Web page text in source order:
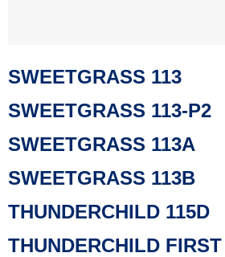
SWEETGRASS 113
SWEETGRASS 113-P2
SWEETGRASS 113A
SWEETGRASS 113B
THUNDERCHILD 115D
THUNDERCHILD